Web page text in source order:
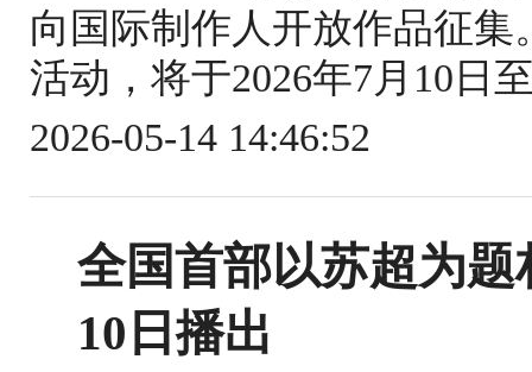
向国际制作人开放作品征
活动，将于2026年7月10日
2026-05-14 14:46:52
全国首部以苏超为
10日播出